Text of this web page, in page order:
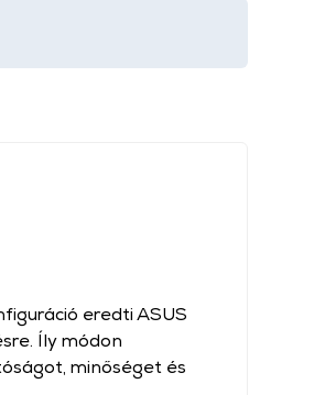
eredti ASUS
Íly módon
minőséget és